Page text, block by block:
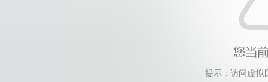
提示：访问虚拟